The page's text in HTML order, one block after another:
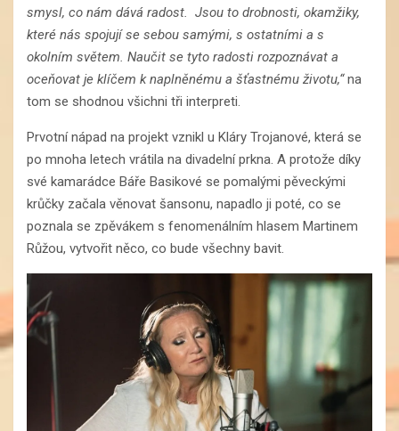
smysl, co nám dává radost. Jsou to drobnosti, okamžiky,
které nás spojují se sebou samými, s ostatními a s
okolním světem. Naučit se tyto radosti rozpoznávat a
oceňovat je klíčem k naplněnému a šťastnému životu,“na
tom se shodnou všichni tři interpreti.
Prvotní nápad na projekt vznikl u Kláry Trojanové, která se
po mnoha letech vrátila na divadelní prkna. A protože díky
své kamarádce Báře Basikové se pomalými pěveckými
krůčky začala věnovat šansonu, napadlo ji poté, co se
poznala se zpěvákem s fenomenálním hlasem Martinem
Růžou, vytvořit něco, co bude všechny bavit.